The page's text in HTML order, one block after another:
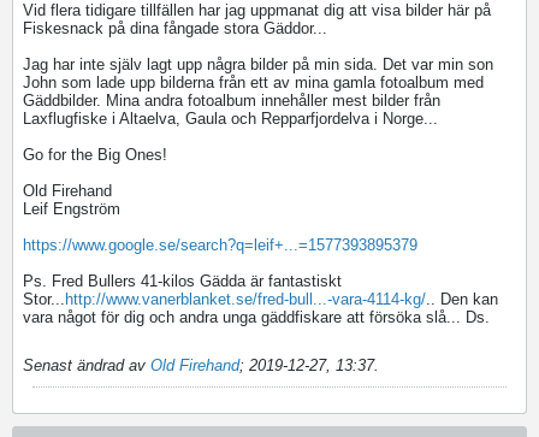
Vid flera tidigare tillfällen har jag uppmanat dig att visa bilder här på
Fiskesnack på dina fångade stora Gäddor...
Jag har inte själv lagt upp några bilder på min sida. Det var min son
John som lade upp bilderna från ett av mina gamla fotoalbum med
Gäddbilder. Mina andra fotoalbum innehåller mest bilder från
Laxflugfiske i Altaelva, Gaula och Repparfjordelva i Norge...
Go for the Big Ones!
Old Firehand
Leif Engström
https://www.google.se/search?q=leif+...=1577393895379
Ps. Fred Bullers 41-kilos Gädda är fantastiskt
Stor... http://www.vanerblanket.se/fred-bull...-vara-4114-kg/ .. Den kan
vara något för dig och andra unga gäddfiskare att försöka slå... Ds.
Senast ändrad av Old Firehand; 2019-12-27, 13:37.